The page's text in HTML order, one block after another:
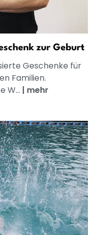
zur Geburt
Geschenke für
Familien.
W... | mehr